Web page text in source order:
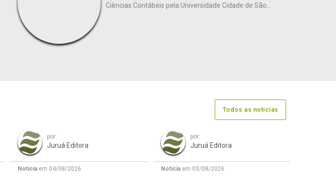
Ciências Contábeis pela Universidade Cidade de São...
Todos as noticias
por:
Juruá Editora
Notícia em 04/08/2026
por:
Juruá Editora
Notíciaem 03/08/2026